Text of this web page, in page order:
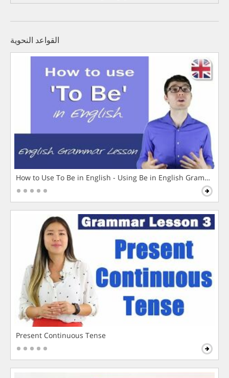
القواعد النحوية
How to Use To Be in English - Using Be in English Grammar
Present Continuous Tense